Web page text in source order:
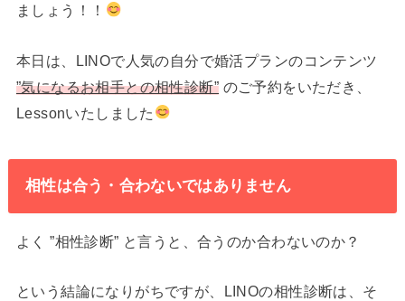
ましょう！！
本日は、LINOで人気の自分で婚活プランのコンテンツ
”気になるお相手との相性診断” のご予約をいただき、
Lessonいたしました
相性は合う・合わないではありません
よく ”相性診断” と言うと、合うのか合わないのか？
という結論になりがちですが、LINOの相性診断は、そ